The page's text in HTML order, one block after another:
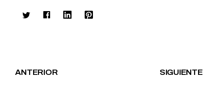
ANTERIOR SIGUIENTE